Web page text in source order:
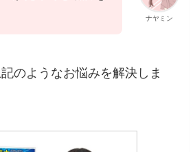
ナヤミン
のようなお悩みを解決しま